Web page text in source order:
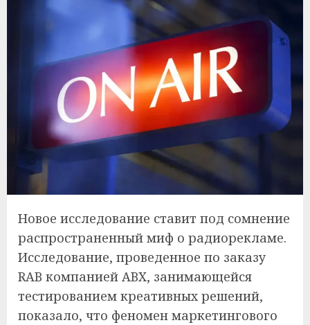
Новое исследование ставит под сомнение
распространенный миф о радиорекламе.
Исследование, проведенное по заказу
RAB компанией ABX, занимающейся
тестированием креативных решений,
показало, что феномен маркетингового